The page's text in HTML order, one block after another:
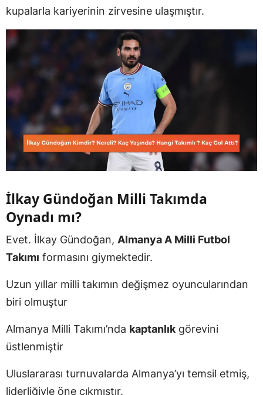
kupalarla kariyerinin zirvesine ulaşmıştır.
İlkay Gündoğan Milli Takımda
Oynadı mı?
Evet. İlkay Gündoğan, Almanya A Milli Futbol
Takımı formasını giymektedir.
Uzun yıllar milli takımın değişmez oyuncularından
biri olmuştur
Almanya Milli Takımı’nda kaptanlık görevini
üstlenmiştir
Uluslararası turnuvalarda Almanya’yı temsil etmiş,
liderliğiyle öne çıkmıştır.